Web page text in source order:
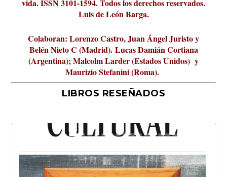
vida. ISSN 3101-1594. Todos los derechos reservados.
Luis de León Barga.
Colaboran: Lorenzo Castro, Juan Ángel Juristo y
Belén Nieto C (Madrid). Lucas Damián Cortiana
(Argentina); Malcolm Larder (Estados Unidos) y
Maurizio Stefanini (Roma).
LIBROS RESEÑADOS